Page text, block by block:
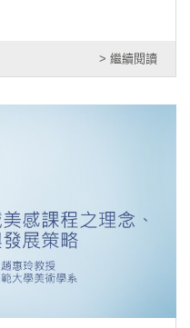
> 繼續閱讀